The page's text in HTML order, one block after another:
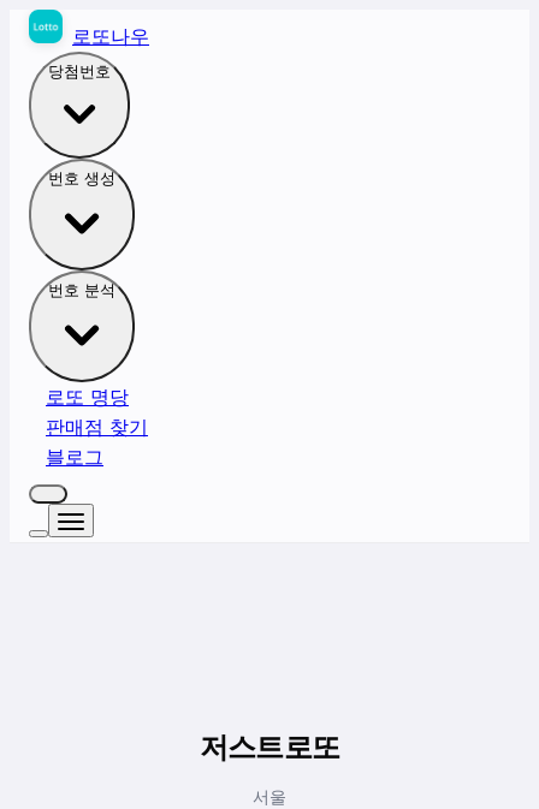
로또나우
당첨번호
번호 생성
번호 분석
로또 명당
판매점 찾기
블로그
저스트로또
서울